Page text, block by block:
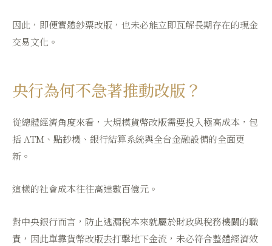
因此，即便實體鈔票改版，也未必能立即瓦解長期存在的現金
交易文化。
央行為何不急著推動改版？
從總體經濟角度來看，大規模貨幣改版需要投入極高成本，包
括 ATM、點鈔機、銀行結算系統與全台金融設備的全面更
新。
這樣的社會成本往往高達數百億元。
對中央銀行而言，防止逃漏稅本來就屬於財政與稅務機關的職
責，因此單靠貨幣改版去打擊地下金流，未必符合整體經濟效